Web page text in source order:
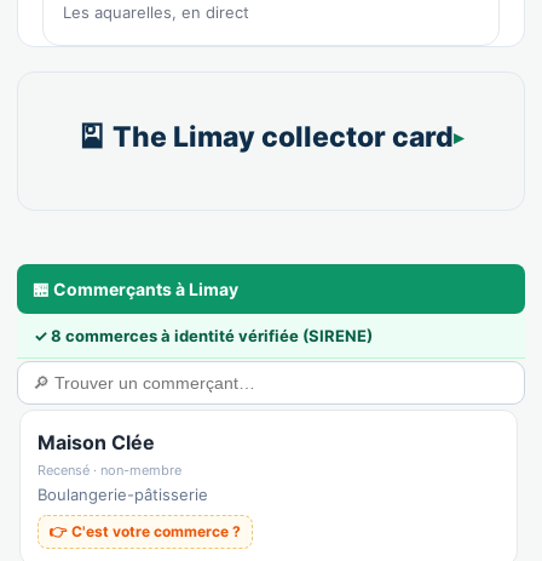
Les aquarelles, en direct
🎴 The Limay collector card
🏪 Commerçants à Limay
✓ 8 commerces à identité vérifiée (SIRENE)
Maison Clée
Recensé · non-membre
Boulangerie-pâtisserie
👉 C'est votre commerce ?